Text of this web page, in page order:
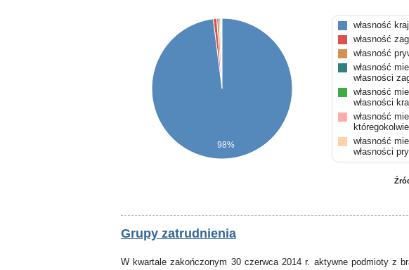
98%
własność
własność
własność
własność
własności
własność
własności
własność
własność
własności
własność
własność
Grupy zatrudnienia
W kwartale zakończonym 30 czerwca 2014 r. aktywne podmioty z